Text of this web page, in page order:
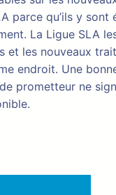
parce qu’ils y
La Ligue SLA
les nouveaux
endroit. Une
prometteur ne